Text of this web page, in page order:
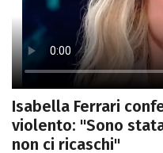
Isabella Ferrari
violento: "Sono
non ci ricaschi"